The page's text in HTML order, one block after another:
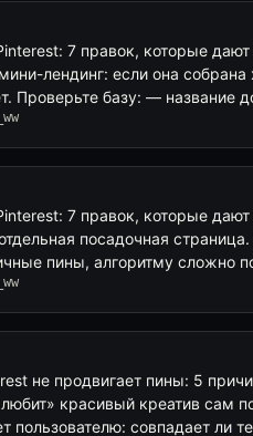
7 правок, которые
лендинг: если она
Проверьте базу: — название
7 правок, которые
посадочная
пины, алгоритму сложно
не продвигает пины: 5
красивый креатив сам
пользователю: совпадает ли